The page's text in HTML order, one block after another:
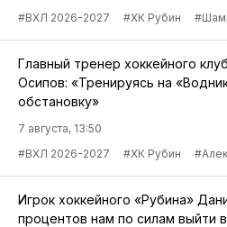
#ВХЛ 2026-2027
#ХК Рубин
Главный тренер хоккейного
Осипов: «Тренируясь на
обстановку»
7 августа, 13:50
#ВХЛ 2026-2027
#ХК Рубин
Игрок хоккейного «Рубина»
процентов нам по силам выйти